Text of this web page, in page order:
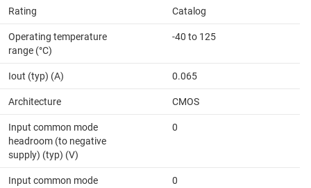
Rating Catalog
Operating temperature
range (°C)
-40 to 125
Iout (typ) (A) 0.065
Architecture CMOS
Input common mode
headroom (to negative
supply) (typ) (V)
0
Input common mode
0